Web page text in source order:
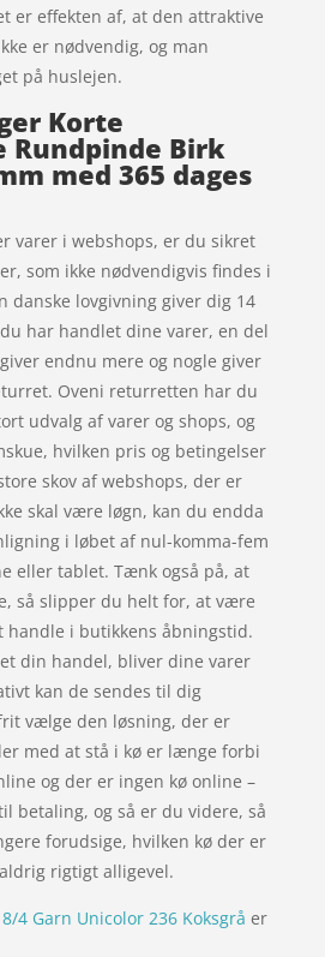
er effekten af, at den attraktive
er nødvendig, og man
på huslejen.
Korte
Rundpinde Birk
med 365 dages
varer i webshops, er du sikret
som ikke nødvendigvis findes i
danske lovgivning giver dig 14
har handlet dine varer, en del
endnu mere og nogle giver
Oveni returretten har du
udvalg af varer og shops, og
hvilken pris og betingelser
skov af webshops, der er
skal være løgn, kan du endda
i løbet af nul-komma-fem
eller tablet. Tænk også på, at
så slipper du helt for, at være
i butikkens åbningstid.
din handel, bliver dine varer
kan de sendes til dig
vælge den løsning, der er
med at stå i kø er længe forbi
og der er ingen kø online –
betaling, og så er du videre, så
forudsige, hvilken kø der er
rigtigt alligevel.
4 Garn Unicolor 236 Koksgrå er